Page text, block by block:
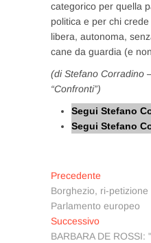
categorico per quella
politica e per chi crede
libera, autonoma,
cane da guardia (e
(di Stefano Corradino
“Confronti”)
Segui Stefano
Segui Stefano
Navigazione
articoli
Precedente
Borghezio, ri-
Parlamento europeo
SuccessivoArticolo
successivo:
BARBARA DE